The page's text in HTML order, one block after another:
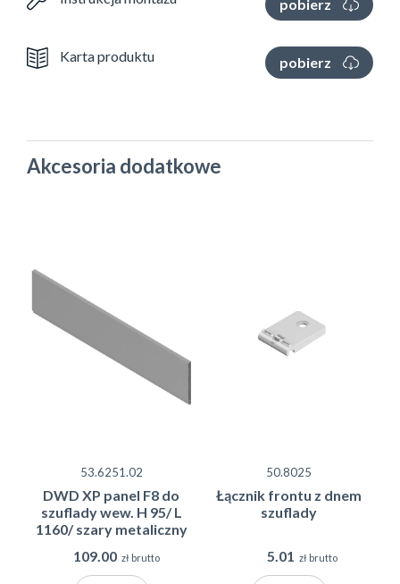
pobierz
Karta produktu pobierz
Akcesoria dodatkowe
53.6251.02
DWD XP panel F8 do
szuflady wew. H 95/ L
1160/ szary metaliczny
109.00 zł brutto
50.8025
Łącznik frontu z dnem
szuflady
5.01 zł brutto